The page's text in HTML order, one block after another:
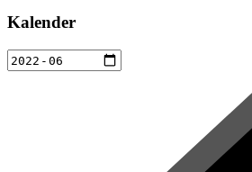
Kalender